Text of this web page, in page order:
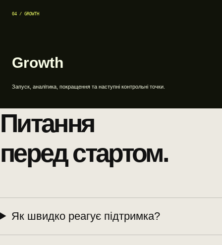
04 / GROWTH
Growth
Запуск, аналітика, покращення та наступні контрольні точки.
Питання
перед стартом.
Як швидко реагує підтримка?